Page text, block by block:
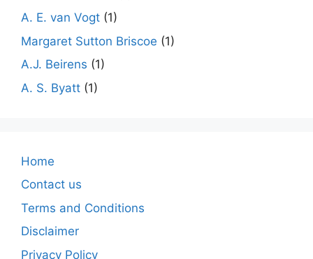
A. E. van Vogt (1)
Margaret Sutton Briscoe (1)
A.J. Beirens (1)
A. S. Byatt (1)
Home
Contact us
Terms and Conditions
Disclaimer
Privacy Policy